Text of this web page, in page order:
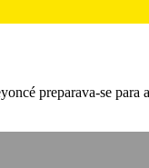
preparava-se para